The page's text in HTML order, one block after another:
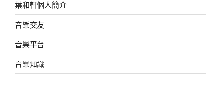
葉和軒個人簡介
音樂交友
音樂平台
音樂知識